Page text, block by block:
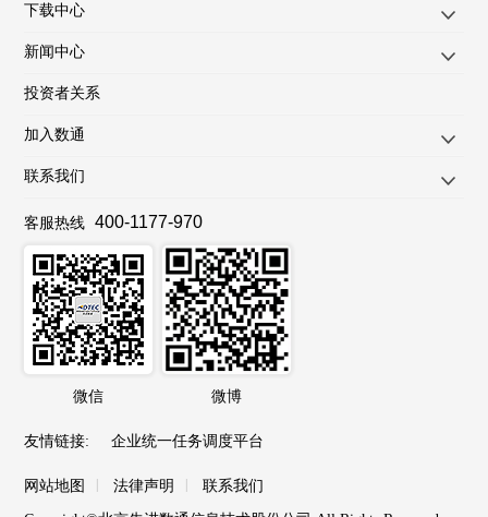
下载中心
新闻中心
投资者关系
加入数通
联系我们
客服热线 400-1177-970
微信 微博
友情链接: 企业统一任务调度平台
网站地图 | 法律声明 | 联系我们